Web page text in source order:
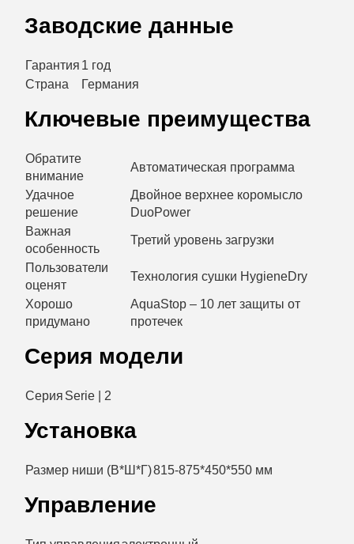
Заводские данные
Гарантия 1 год
Страна
Германия
Ключевые преимущества
Обратите
внимание
Автоматическая программа
Удачное
решение
Двойное верхнее коромысло
DuoPower
Важная
особенность
Третий уровень загрузки
Пользователи
оценят
Технология сушки HygieneDry
Хорошо
придумано
AquaStop – 10 лет защиты от
протечек
Серия модели
Серия Serie | 2
Установка
Размер ниши (В*Ш*Г)815-875*450*550 мм
Управление